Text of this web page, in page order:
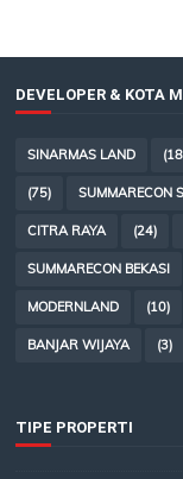
DEVELOPER & KOTA
SINARMAS LAND
(75) SUMMARECON
CITRA RAYA (24)
SUMMARECON BEKASI
MODERNLAND (10)
BANJAR WIJAYA (3)
TIPE PROPERTI